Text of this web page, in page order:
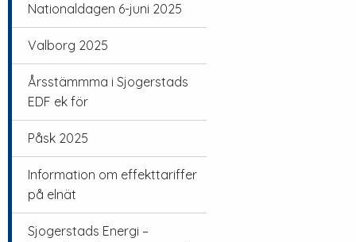
Nationaldagen 6-juni 2025
Valborg 2025
Årsstämmma i Sjogerstads
EDF ek för
Påsk 2025
Information om effekttariffer
på elnät
Sjogerstads Energi –